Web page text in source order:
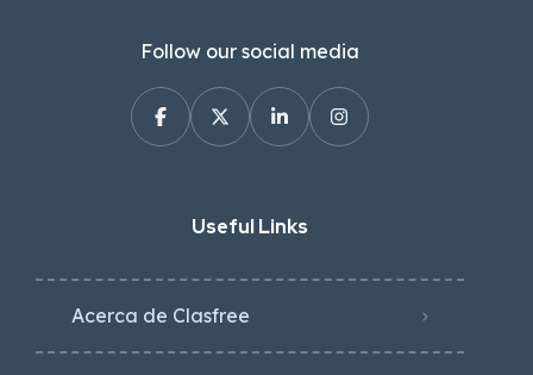
Follow our social media
Useful Links
Acerca de Clasfree